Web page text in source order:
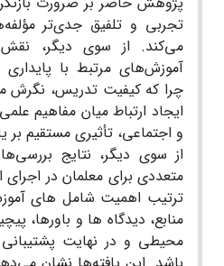
تجربی و تلفیق جدی‌تر
می‌کند. از سوی دیگر، نقش
آموزش‌های مرتبط با پایداری
چرا که کیفیت تدریس، نگرش
ایجاد ارتباط میان مفاهیم
و اجتماعی، تأثیری مستقیم بر
از سوی دیگر، نتایج
متعددی برای معلمان در
ترتیب اهمیت شامل های
منابع، دیدگاه ها و باورها،
محیطی و در نهایت